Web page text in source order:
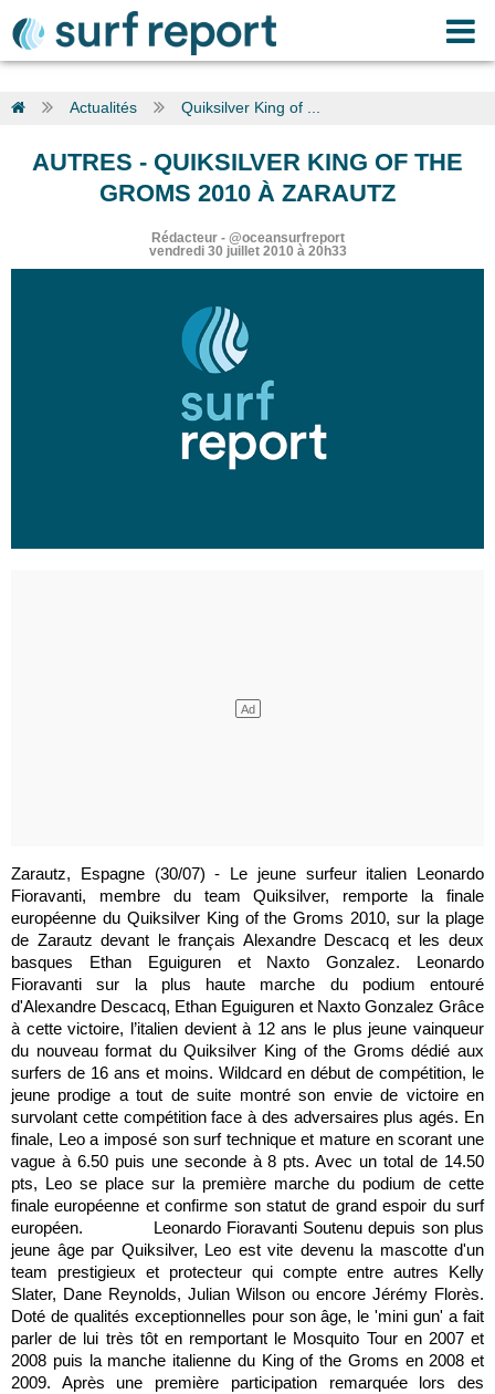
Actualités Quiksilver King of ...
AUTRES - QUIKSILVER KING OF THE
GROMS 2010 À ZARAUTZ
Rédacteur- @oceansurfreport
vendredi 30 juillet 2010 à 20h33
Zarautz, Espagne (30/07) - Le jeune surfeur italien Leonardo
Fioravanti, membre du team Quiksilver, remporte la finale
européenne du Quiksilver King of the Groms 2010, sur la plage
de Zarautz devant le français Alexandre Descacq et les deux
basques Ethan Eguiguren et Naxto Gonzalez. Leonardo
Fioravanti sur la plus haute marche du podium entouré
d'Alexandre Descacq, Ethan Eguiguren et Naxto Gonzalez Grâce
à cette victoire, l’italien devient à 12 ans le plus jeune vainqueur
du nouveau format du Quiksilver King of the Groms dédié aux
surfers de 16 ans et moins. Wildcard en début de compétition, le
jeune prodige a tout de suite montré son envie de victoire en
survolant cette compétition face à des adversaires plus agés. En
finale, Leo a imposé son surf technique et mature en scorant une
vague à 6.50 puis une seconde à 8 pts. Avec un total de 14.50
pts, Leo se place sur la première marche du podium de cette
finale européenne et confirme son statut de grand espoir du surf
européen. Leonardo Fioravanti Soutenu depuis son plus
jeune âge par Quiksilver, Leo est vite devenu la mascotte d'un
team prestigieux et protecteur qui compte entre autres Kelly
Slater, Dane Reynolds, Julian Wilson ou encore Jérémy Florès.
Doté de qualités exceptionnelles pour son âge, le 'mini gun' a fait
parler de lui très tôt en remportant le Mosquito Tour en 2007 et
2008 puis la manche italienne du King of the Groms en 2008 et
2009. Après une première participation remarquée lors des